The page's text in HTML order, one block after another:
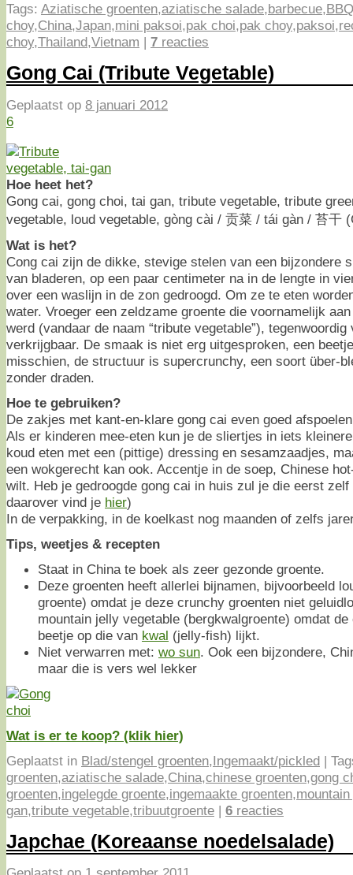
Tags: Aziatische groenten,aziatische salade,barbecue,BBQ
choy,China,Japan,mini paksoi,pak choi,pak choy,paksoi,
choy,Thailand,Vietnam | 7 reacties
Gong Cai (Tribute Vegetable)
Geplaatst op 8 januari 2012
6
Hoe heet het?
Gong cai, gong choi, tai gan, tribute vegetable, tribute
vegetable, loud vegetable, gòng cài / 贡菜 / tái gàn / 苔干
Wat is het?
Cong cai zijn de dikke, stevige stelen van een bijzondere
van bladeren, op een paar centimeter na in de lengte in
over een waslijn in de zon gedroogd. Om ze te eten
water. Vroeger een zeldzame groente die voornamelijk
werd (vandaar de naam “tribute vegetable”),
verkrijgbaar. De smaak is niet erg uitgesproken, een
misschien, de structuur is supercrunchy, een soort über-
zonder draden.
Hoe te gebruiken?
De zakjes met kant-en-klare gong cai even goed
Als er kinderen mee-eten kun je de sliertjes in iets
koud eten met een (pittige) dressing en sesamzaadjes,
een wokgerecht kan ook. Accentje in de soep, Chinese
wilt. Heb je gedroogde gong cai in huis zul je die eerst
daarover vind je hier)
In de verpakking, in de koelkast nog maanden of zelfs
Tips, weetjes & recepten
Staat in China te boek als zeer gezonde groente.
Deze groenten heeft allerlei bijnamen, bijvoorbeeld
groente) omdat je deze crunchy groenten niet
mountain jelly vegetable (bergkwalgroente) omdat
beetje op die van kwal (jelly-fish) lijkt.
Niet verwarren met: wo sun. Ook een bijzondere,
maar die is vers wel lekker
Wat is er te koop? (klik hier)
Geplaatst in Blad/stengel groenten,Ingemaakt/pickled |
groenten,aziatische salade,China,chinese groenten,gong
groenten,ingelegde groente,ingemaakte groenten,
gan,tribute vegetable,tribuutgroente | 6 reacties
Japchae (Koreaanse noedelsalade)